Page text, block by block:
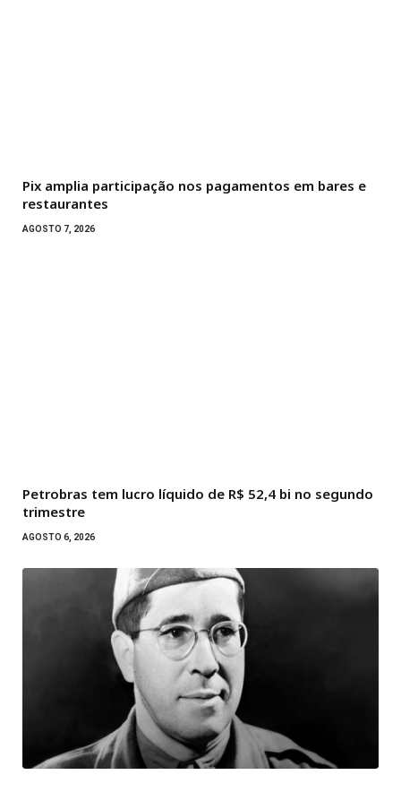
Pix amplia participação nos pagamentos em bares e
restaurantes
AGOSTO 7, 2026
Petrobras tem lucro líquido de R$ 52,4 bi no segundo
trimestre
AGOSTO 6, 2026